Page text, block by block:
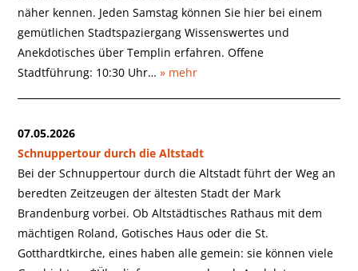
näher kennen. Jeden Samstag können Sie hier bei einem
gemütlichen Stadtspaziergang Wissenswertes und
Anekdotisches über Templin erfahren. Offene
Stadtführung: 10:30 Uhr…» mehr
07.05.2026
Schnuppertour durch die Altstadt
Bei der Schnuppertour durch die Altstadt führt der Weg an
beredten Zeitzeugen der ältesten Stadt der Mark
Brandenburg vorbei. Ob Altstädtisches Rathaus mit dem
mächtigen Roland, Gotisches Haus oder die St.
Gotthardtkirche, eines haben alle gemein: sie können viele